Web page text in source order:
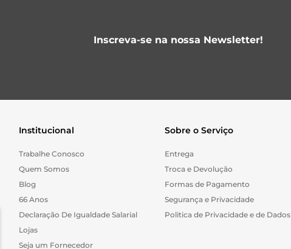
Inscreva-se na nossa Newsletter!
Institucional
Trabalhe Conosco
Quem Somos
Blog
66 Anos
Declaração De Igualdade Salarial
Lojas
Seja um Fornecedor
Sobre o Serviço
Entrega
Troca e Devolução
Formas de Pagamento
Segurança e Privacidade
Politica de Privacidade e de Dados